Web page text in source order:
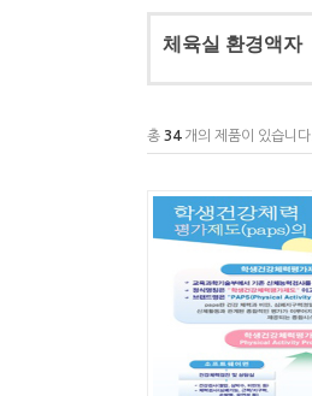
체육실 환경액자
총 34개의 제품이 있습니다.